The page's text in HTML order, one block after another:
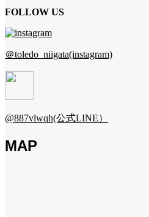
FOLLOW US
＠toledo_niigata(instagram)
@887vlwqh(公式LINE）
MAP